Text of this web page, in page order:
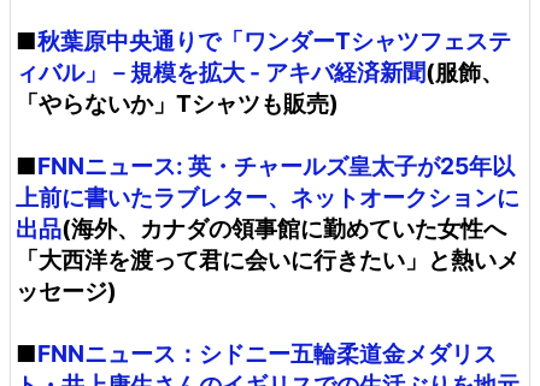
■秋葉原中央通りで「ワンダーTシャツフェステ
ィバル」－規模を拡大 - アキバ経済新聞(服飾、
「やらないか」Tシャツも販売)
■FNNニュース: 英・チャールズ皇太子が25年以
上前に書いたラブレター、ネットオークションに
出品(海外、カナダの領事館に勤めていた女性へ
「大西洋を渡って君に会いに行きたい」と熱いメ
ッセージ)
■FNNニュース：シドニー五輪柔道金メダリス